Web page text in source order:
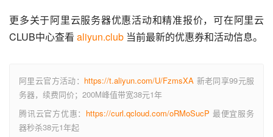
更多关于阿里云服务器优惠活动和精准报价，可在阿里云
CLUB中心查看 aliyun.club 当前最新的优惠券和活动信息。
阿里云官方活动： https://t.aliyun.com/U/FzmsXA 新老同享99元服
务器，续费同价；200M峰值带宽38元1年
腾讯云官方优惠： https://curl.qcloud.com/oRMoSucP 最便宜服务
器秒杀38元1年起